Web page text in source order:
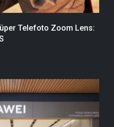
Telefoto Zoom Lens: